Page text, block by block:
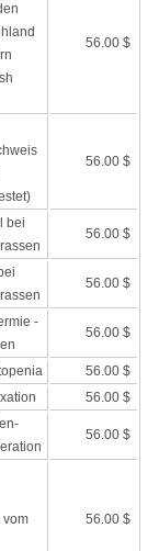
56.00 $
56.00 $
bei
56.00 $
56.00 $
-
56.00 $
56.00 $
56.00 $
56.00 $
vom
56.00 $